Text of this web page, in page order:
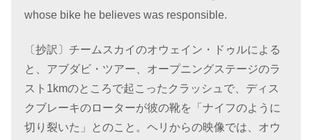
whose bike he believes was responsible.
〔抄訳〕チームスカイのオウェイン・ドゥルによる
と、アブダビ・ツアー、オープニングステージのラ
スト1kmのところで起こったクラッシュで、ディス
クブレーキのローターが彼の靴を「ナイフのように
切り裂いた」とのこと。ヘリからの映像では、オウ